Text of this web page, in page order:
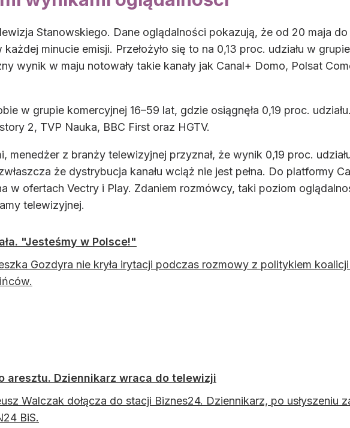
Stanowskiego. Dane oglądalności pokazują, że od 20 maja
minucie emisji. Przełożyło się to na 0,13 proc. udziału w
wynik w maju notowały takie kanały jak Canal+ Domo, Polsat
w grupie komercyjnej 16–59 lat, gdzie osiągnęła 0,19 proc.
2, TVP Nauka, BBC First oraz HGTV.
menedżer z branży telewizyjnej przyznał, że wynik 0,19 proc.
że dystrybucja kanału wciąż nie jest pełna. Do platformy
w ofertach Vectry i Play. Zdaniem rozmówcy, taki poziom
telewizyjnej.
"Jesteśmy w Polsce!"
Gozdyra nie kryła irytacji podczas rozmowy z politykiem
aresztu. Dziennikarz wraca do telewizji
Walczak dołącza do stacji Biznes24. Dziennikarz, po usłyszeniu
BiS.